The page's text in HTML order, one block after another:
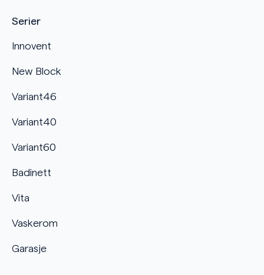
Serier
Innovent
New Block
Variant46
Variant40
Variant60
Badinett
Vita
Vaskerom
Garasje